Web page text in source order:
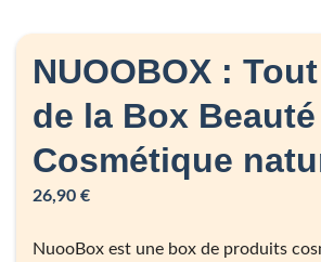
NUOOBOX :
de la Box
Cosmétique
26,90 €
NuooBox est une box de produits